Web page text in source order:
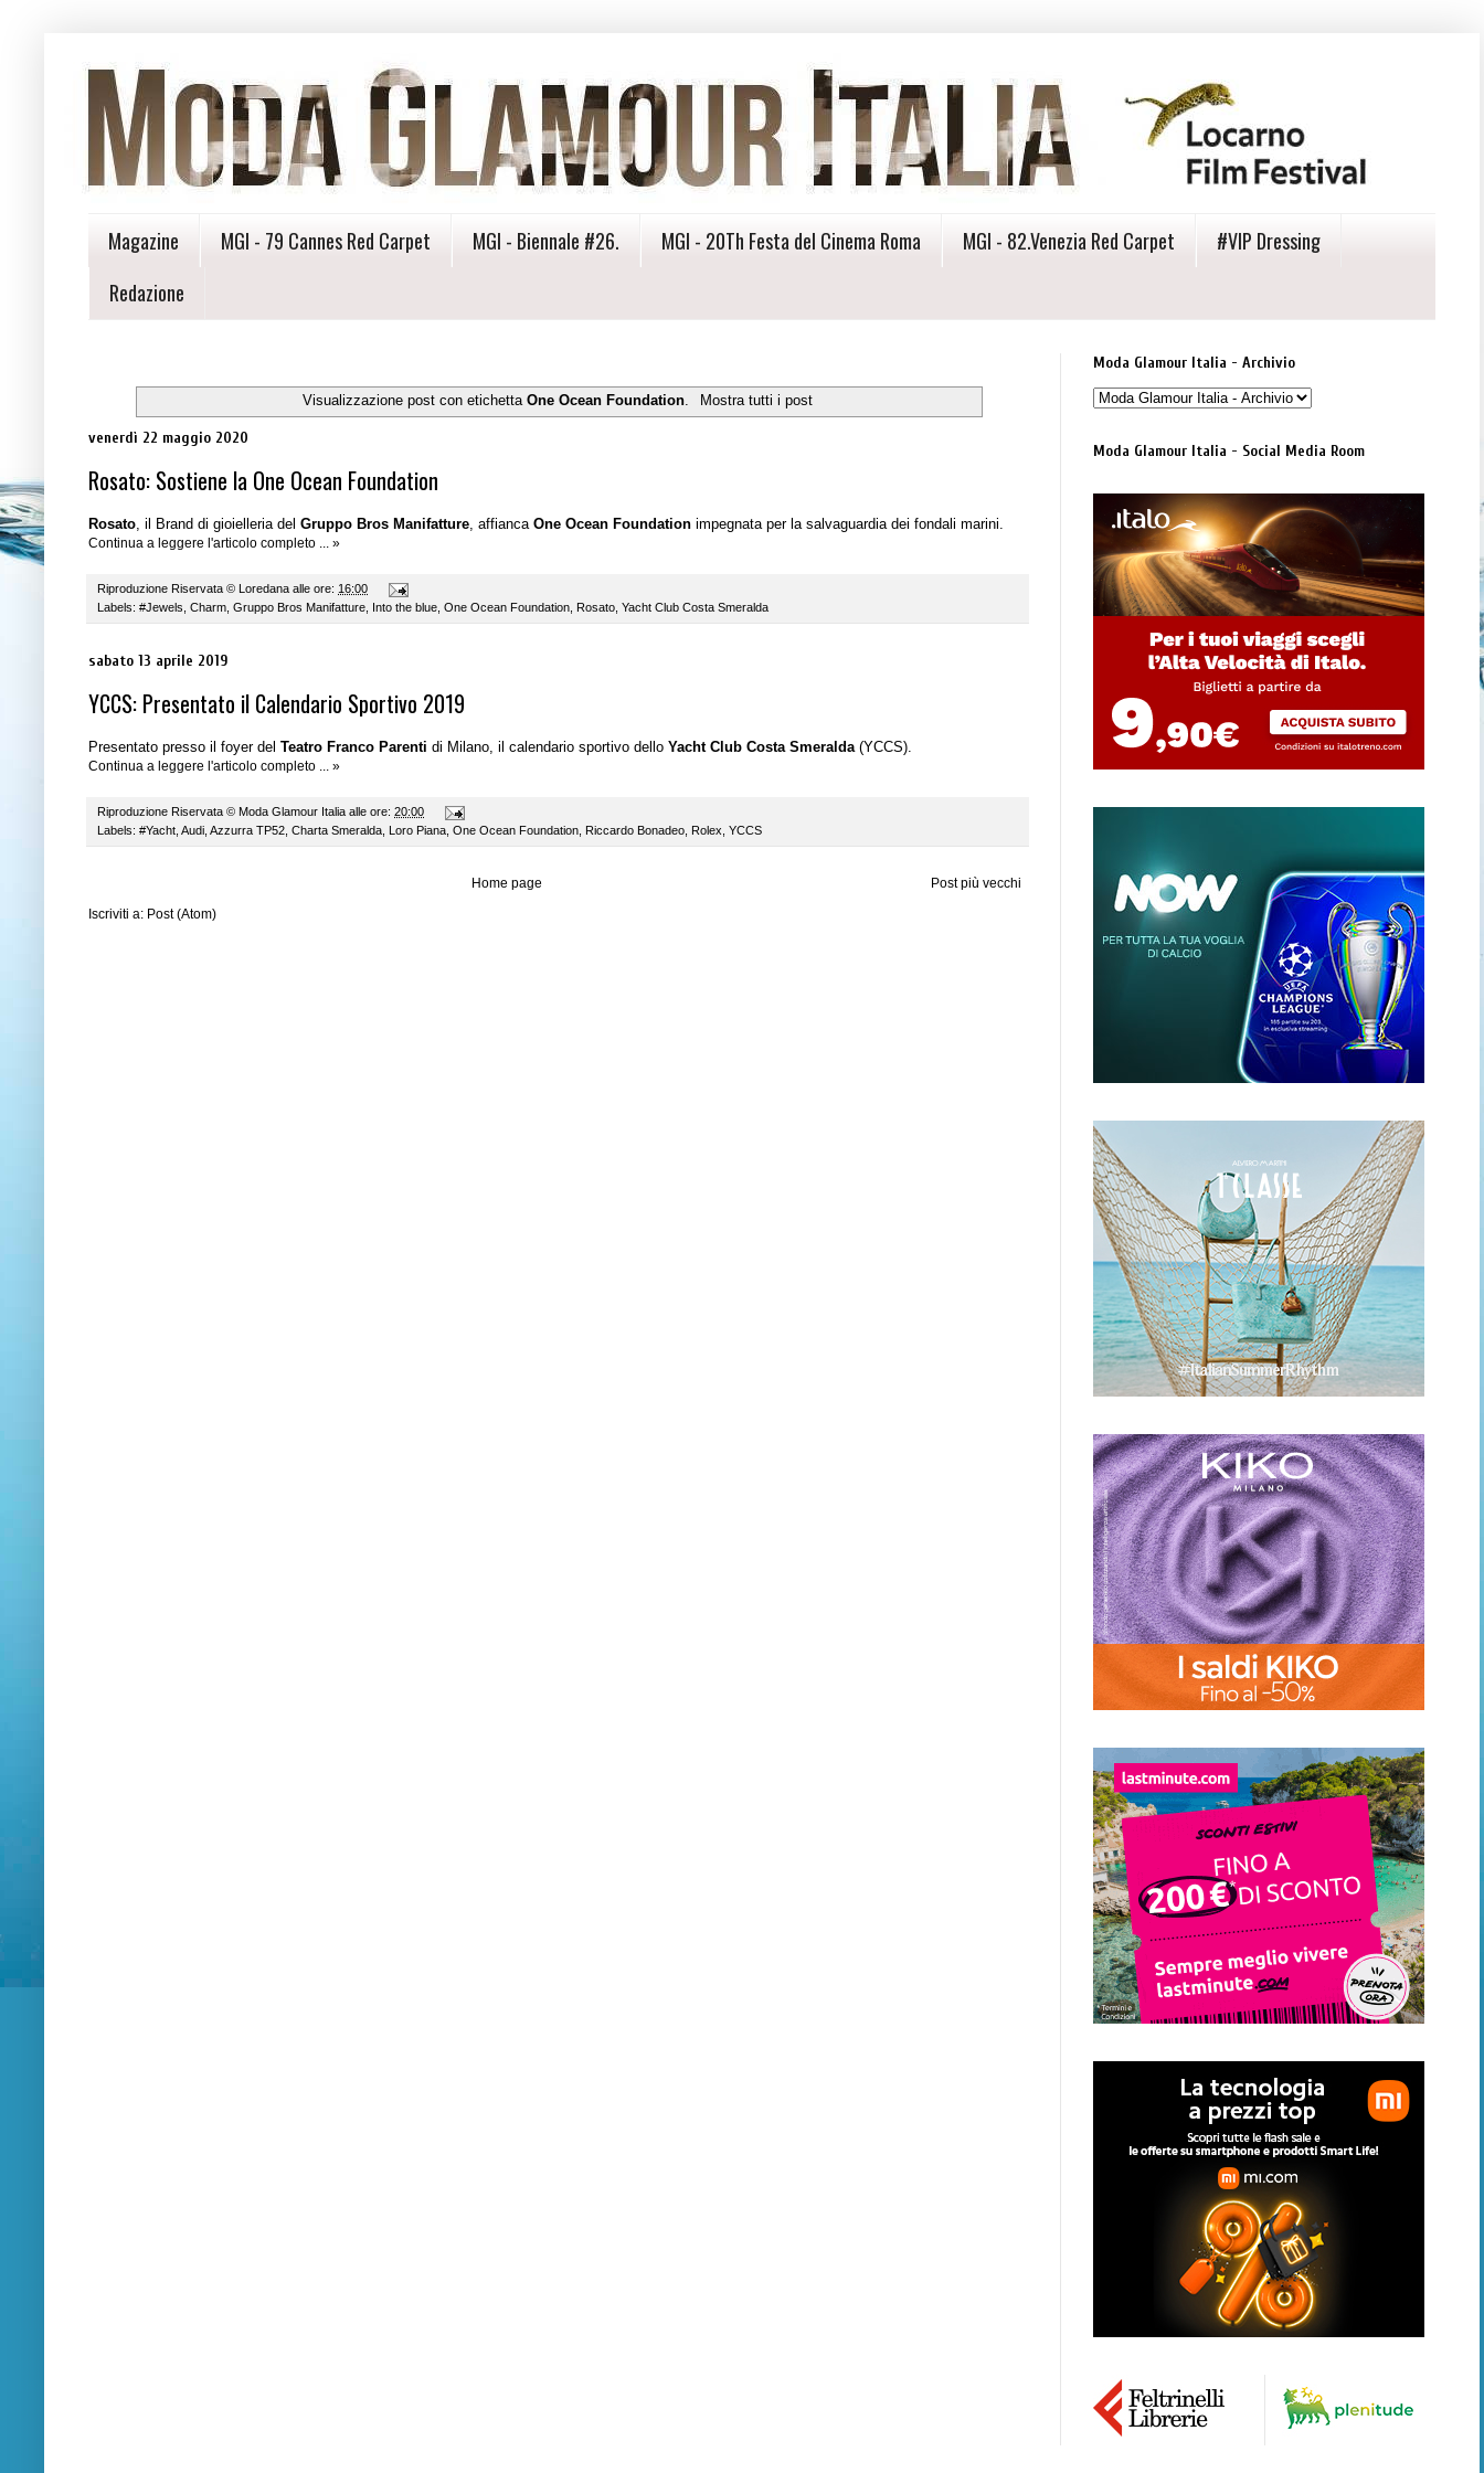
Magazine MGI - 79 Cannes Red Carpet MGI - Biennale #26. MGI - 20Th Festa del Cinema Roma MGI - 82.Venezia Red Carpet
#VIP Dressing
Redazione
Visualizzazione post con etichettaOne Ocean Foundation. Mostra tutti i post
venerdì 22 maggio 2020
Rosato: Sostiene la One Ocean Foundation
Rosato, il Brand di gioielleria del Gruppo Bros Manifatture, affianca One Ocean Foundation impegnata per lasalvaguardia dei fondali marini.
Continua a leggere l'articolo completo ... »
Riproduzione Riservata © Loredana alle ore: 16:00
Labels: #Jewels Charm Gruppo Bros Manifatture Into the blue One Ocean Foundation Rosato Yacht Club Costa Smeralda
sabato 13 aprile 2019
YCCS: Presentato il Calendario Sportivo 2019
Presentato presso il foyer del Teatro Franco Parenti di Milano, il calendario sportivo dello Yacht Club Costa Smeralda (YCCS).
Continua a leggere l'articolo completo ... »
Riproduzione Riservata © Moda Glamour Italia alle ore: 20:00
Labels: #Yacht, Audi, Azzurra TP52, Charta Smeralda, Loro Piana, One Ocean Foundation, Riccardo Bonadeo, Rolex, YCCS
Post più vecchi
Home page
Iscriviti a: Post (Atom)
Moda Glamour Italia - Archivio
Moda Glamour Italia - Social Media Room